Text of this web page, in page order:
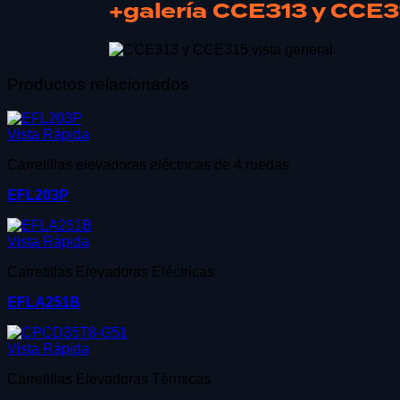
+galería CCE313 y
Productos relacionados
Vista Rápida
Carretillas elevadoras eléctricas de 4 ruedas
EFL203P
Vista Rápida
Carretillas Elevadoras Eléctricas
EFLA251B
Vista Rápida
Carretillas Elevadoras Térmicas